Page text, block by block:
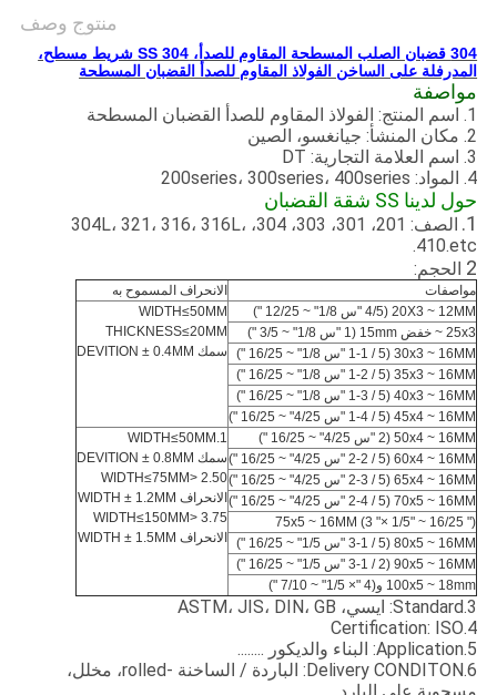
منتوج وصف
304 قضبان الصلب المسطحة المقاوم للصدأ، SS 304 شريط مسطح،
المدرفلة على الساخن الفولاذ المقاوم للصدأ القضبان المسطحة
مواصفة
1. اسم المنتج: الفولاذ المقاوم للصدأ القضبان المسطحة
2. مكان المنشأ: جيانغسو، الصين
3. اسم العلامة التجارية: DT
4. المواد: 200series، 300series، 400series
حول لدينا SS شقة القضبان
1.
الصف: 201، 301، 303، 304، 304L، 321، 316، 316L،
410.etc.
2 الحجم:
مواصفات
الانحراف المسموح به
20X3 ~ 12MM (4/5 "س 1/8" ~ 12/25 ")
WIDTH≤50MM
THICKNESS≤20MM
سمك DEVITION ± 0.4MM
25x3 ~ خفض 15mm (1 "س 1/8" ~ 3/5 ")
30x3 ~ 16MM (1-1 / 5 "س 1/8" ~ 16/25 ")
35x3 ~ 16MM (1-2 / 5 "س 1/8" ~ 16/25 ")
40x3 ~ 16MM (1-3 / 5 "س 1/8" ~ 16/25 ")
45x4 ~ 16MM (1-4 / 5 "س 4/25" ~ 16/25 ")
50x4 ~ 16MM (2 "س 4/25" ~ 16/25 ")
1.WIDTH≤50MM
سمك DEVITION ± 0.8MM
2.50 <WIDTH≤75MM
الانحراف WIDTH ± 1.2MM
3.75 <WIDTH≤150MM
الانحراف WIDTH ± 1.5MM
60x4 ~ 16MM (2-2 / 5 "س 4/25" ~ 16/25 ")
65x4 ~ 16MM (2-3 / 5 "س 4/25" ~ 16/25 ")
70x5 ~ 16MM (2-4 / 5 "س 4/25" ~ 16/25 ")
75x5 ~ 16MM (3 "× 1/5" ~ 16/25 ")
80x5 ~ 16MM (3-1 / 5 "س 1/5" ~ 16/25 ")
90x5 ~ 16MM (3-1 / 2 "س 1/5" ~ 16/25 ")
100x5 ~ 18mm و(4 "× 1/5" ~ 7/10 ")
3.Standard: ايسي، ASTM، JIS، DIN، GB
4.Certification: ISO
5.Application: البناء والديكور ........
6.Delivery CONDITON: الباردة / الساخنة -rolled، مخلل،